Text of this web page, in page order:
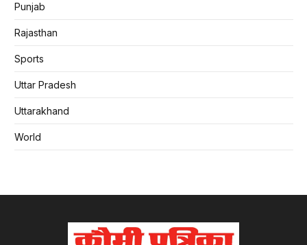
Punjab
Rajasthan
Sports
Uttar Pradesh
Uttarakhand
World